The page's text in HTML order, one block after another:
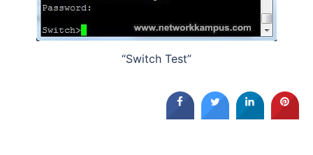
“Switch Test”